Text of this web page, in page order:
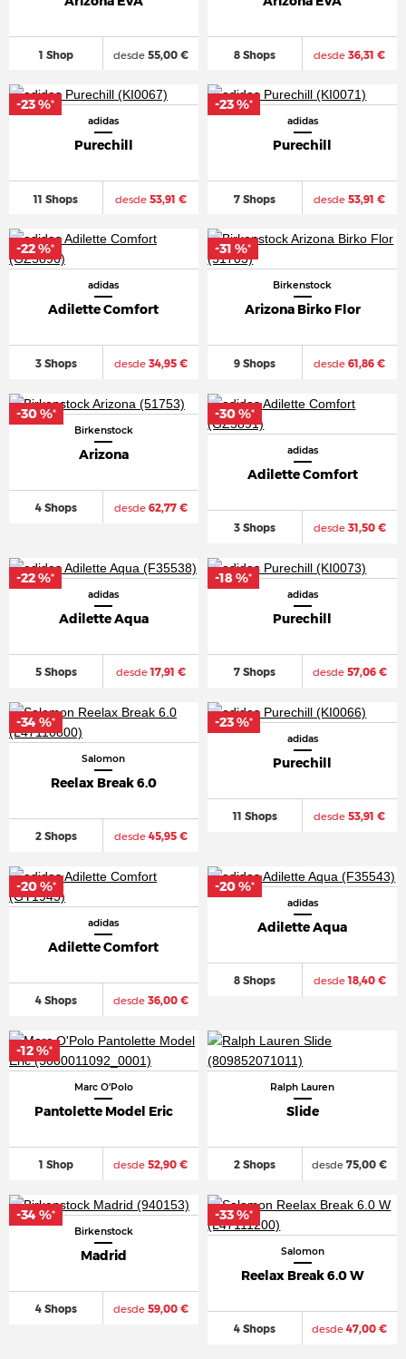
1 Shop desde55,00 € 8 Shops desde 36,31 €
adidas
Purechill
11 Shops desde53,91 €
-23 %*
adidas
Purechill
7 Shops desde 53,91 €
-23 %*
adidas
Adilette Comfort
3 Shops desde34,95 €
-22 %*
Birkenstock
Arizona Birko Flor
9 Shops desde 61,86 €
-31 %*
Birkenstock
Arizona
4 Shops desde62,77 €
-30 %*
adidas
Adilette Comfort
3 Shops desde31,50 €
-30 %*
adidas
Adilette Aqua
5 Shops desde17,91 €
-22 %*
adidas
Purechill
7 Shops desde57,06 €
-18 %*
Salomon
Reelax Break 6.0
2 Shops desde45,95 €
-34 %*
adidas
Purechill
11 Shops desde 53,91 €
-23 %*
adidas
Adilette Comfort
4 Shops desde36,00 €
-20 %*
adidas
Adilette Aqua
8 Shops desde18,40 €
-20 %*
Marc O'Polo
Pantolette Model Eric
1 Shop desde 52,90 €
-12 %*
Ralph Lauren
Slide
2 Shops desde 75,00 €
Birkenstock
Madrid
4 Shops desde59,00 €
-34 %*
Salomon
Reelax Break 6.0 W
4 Shops desde 47,00 €
-33 %*